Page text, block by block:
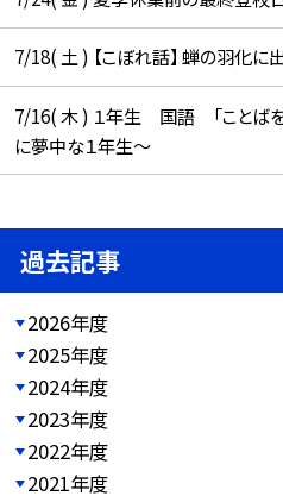
7/18( 土 ) 【こぼれ話】 蝉の羽化に
7/16( 木 ) １年生 国語 「ことば
に夢中な１年生～
過去記事
2026年度
2025年度
2024年度
2023年度
2022年度
2021年度